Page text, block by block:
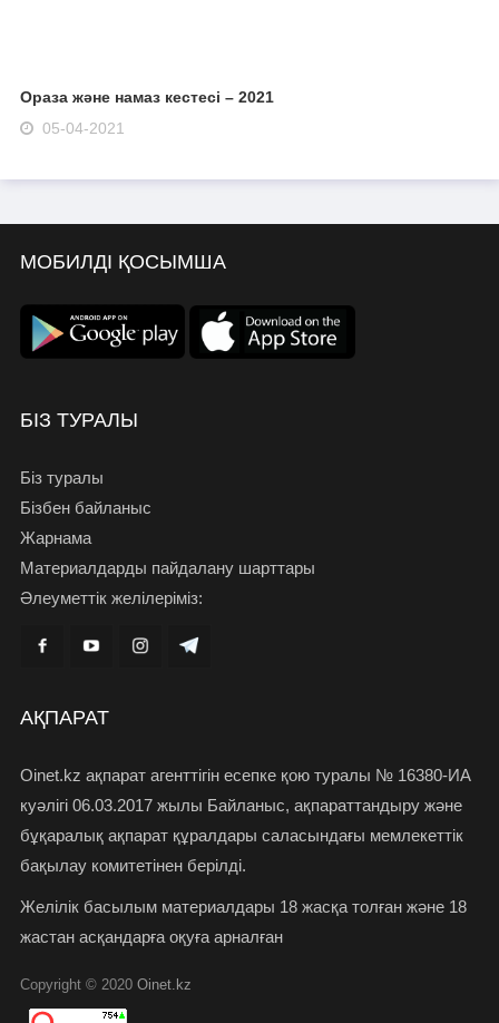
Ораза және намаз кестесі – 2021
05-04-2021
МОБИЛДІ ҚОСЫМША
БІЗ ТУРАЛЫ
Біз туралы
Бізбен байланыс
Жарнама
Материалдарды пайдалану шарттары
Әлеуметтік желілеріміз:
АҚПАРАТ
Oinet.kz ақпарат агенттігін есепке қою туралы № 16380-ИА
куәлігі 06.03.2017 жылы Байланыс, ақпараттандыру және
бұқаралық ақпарат құралдары саласындағы мемлекеттік
бақылау комитетінен берілді.
Желілік басылым материалдары 18 жасқа толған және 18
жастан асқандарға оқуға арналған
Copyright © 2020 Oinet.kz